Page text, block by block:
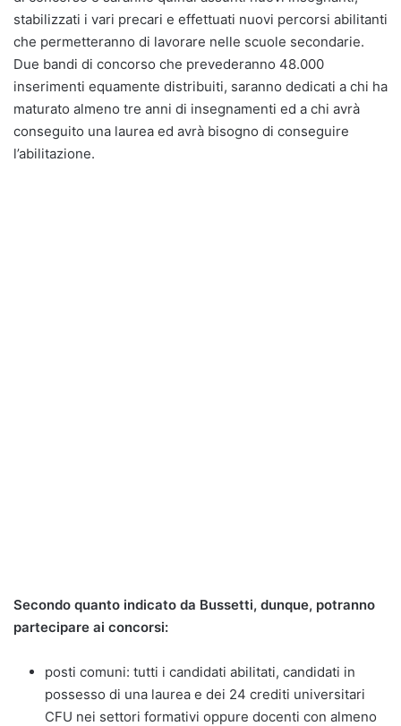
stabilizzati i vari precari e effettuati nuovi percorsi abilitanti
che permetteranno di lavorare nelle scuole secondarie.
Due bandi di concorso che prevederanno 48.000
inserimenti equamente distribuiti, saranno dedicati a chi ha
maturato almeno tre anni di insegnamenti ed a chi avrà
conseguito una laurea ed avrà bisogno di conseguire
l’abilitazione.
Secondo quanto indicato da Bussetti, dunque, potranno
partecipare ai concorsi:
posti comuni: tutti i candidati abilitati, candidati in
possesso di una laurea e dei 24 crediti universitari
CFU nei settori formativi oppure docenti con almeno